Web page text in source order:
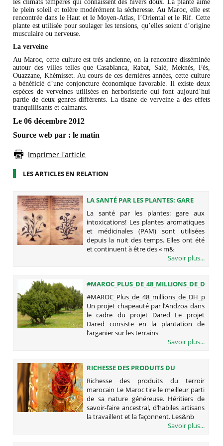
les climats tempérés qui connaissent des hivers doux. La plante aime
le plein soleil et tolère modérément la sécheresse. Au Maroc, elle est
rencontrée dans le Haut et le Moyen-Atlas, l’Oriental et le Rif. Cette
plante est utilisée pour soulager les tensions, qu’elles soient d’origine
musculaire ou nerveuse.
La verveine
Au Maroc, cette culture est très ancienne, on la rencontre disséminée
autour des villes telles que Casablanca, Rabat, Salé, Meknès, Fès,
Ouazzane, Khémisset. Au cours de ces dernières années, cette culture
a bénéficié d’une conjoncture économique favorable. Il existe deux
espèces de verveines utilisées en herboristerie qui font aujourd’hui
partie de deux genres différents. La tisane de verveine a des effets
tranquillisants et calmants.
Le 06 décembre 2012
Source web par : le matin
Imprimer l'article
LES ARTICLES EN RELATION
LA SANTÉ PAR LES PLANTES: GARE
AUX INTOXICATIONS!
La santé par les plantes: gare aux
intoxications! Les plantes aromatiques
et médicinales (PAM) sont utilisées
depuis la nuit des temps. Elles ont été
et continuent à être des « m&
Savoir plus...
Un projet chapeauté par l’Andzoa dans
le cadre du projet Dared Le projet
Dared consiste en la plantation de
l’arganier sur les terrains
Savoir plus...
RICHESSE DES PRODUITS DU
TERROIR MAROCAIN
Richesse des produits du terroir
marocain Le Maroc tire le meilleur parti
de sa nature généreuse. Héritiers de
savoir-faire ancestral, d’habiles artisans
la travaillent et la façonnent. Les&nb
Savoir plus...